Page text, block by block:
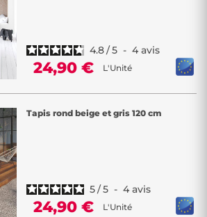
exotiques, couleurs vives ou tons naturels :
vos envies ! Notre collection marie
praticité quotidienne pour créer des
et personnalisées selon votre
entre intérieur et extérieur.
garantie, prix Décor Discount : décorez
!
4.8/5 - 4 avis
24,90 € L'Unité
Tapis rond beige et gris 120 cm
5/5 - 4 avis
24,90 € L'Unité